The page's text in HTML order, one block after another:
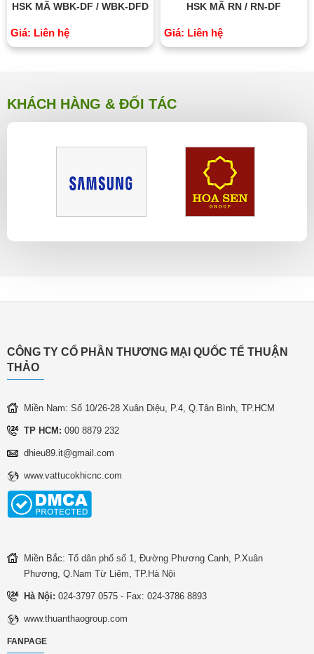
HSK MÃ WBK-DF / WBK-DFD
Giá: Liên hệ
HSK MÃ RN / RN-DF
Giá: Liên hệ
KHÁCH HÀNG & ĐỐI TÁC
CÔNG TY CỔ PHẦN THƯƠNG MẠI QUỐC TẾ THUẬN
THẢO
Miền Nam: Số 10/26-28 Xuân Diệu, P.4, Q.Tân Bình, TP.HCM
TP HCM: 090 8879 232
dhieu89.it@gmail.com
www.vattucokhicnc.com
Miền Bắc: Tổ dân phố số 1, Đường Phương Canh, P.Xuân
Phương, Q.Nam Từ Liêm, TP.Hà Nội
Hà Nội: 024-3797 0575 - Fax: 024-3786 8893
www.thuanthaogroup.com
FANPAGE